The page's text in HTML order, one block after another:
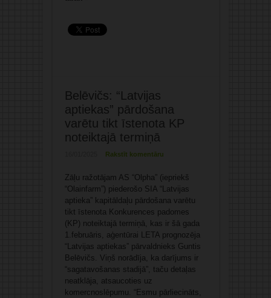
Belēvičs: “Latvijas
aptiekas” pārdošana
varētu tikt īstenota KP
noteiktajā termiņā
Rakstīt komentāru
Zāļu ražotājam AS “Olpha” (iepriekš
“Olainfarm”) piederošo SIA “Latvijas
aptieka” kapitāldaļu pārdošana varētu
tikt īstenota Konkurences padomes
(KP) noteiktajā termiņā, kas ir šā gada
1.februāris, aģentūrai LETA prognozēja
“Latvijas aptiekas” pārvaldnieks Guntis
Belēvičs. Viņš norādīja, ka darījums ir
“sagatavošanas stadijā”, taču detaļas
neatklāja, atsaucoties uz
komercnoslēpumu. “Esmu pārliecināts,